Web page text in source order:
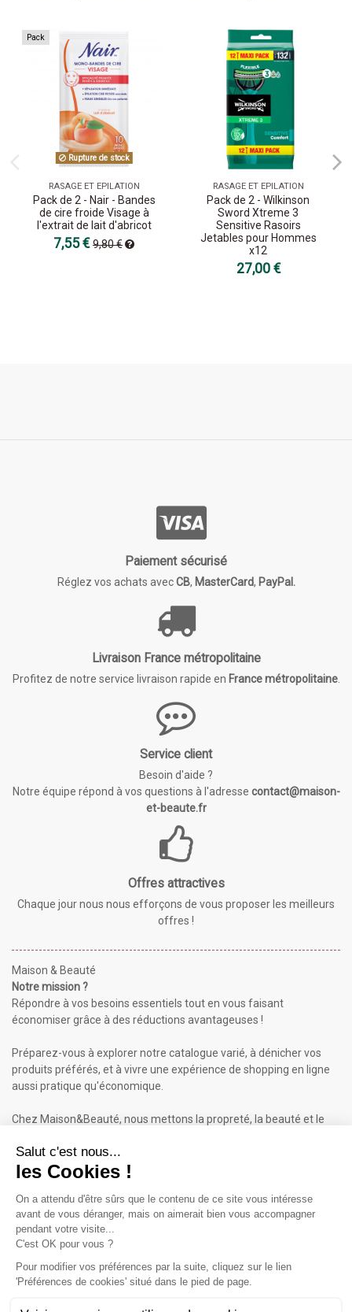
Pack
Rupture de stock
RASAGE ET EPILATION
Pack de 2 - Nair - Bandes
de cire froide Visage à
l'extrait de lait d'abricot
7,55 €9,80 €
RASAGE ET EPILATION
Pack de 2 - Wilkinson
Sword Xtreme 3
Sensitive Rasoirs
Jetables pour Hommes
x12
27,00 €
Paiement sécurisé
Réglez vos achats avecCB, MasterCard, PayPal.
Livraison France métropolitaine
Profitez de notre service livraison rapide en France métropolitaine.
Service client
Besoin d'aide ?
Notre équipe répond à vos questions à l'adresse contact@maison-
et-beaute.fr
Offres attractives
Chaque jour nous nous efforçons de vous proposer les meilleurs
offres !
Maison & Beauté
Notre mission ?
Répondre à vos besoins essentiels tout en vous faisant
économiser grâce à des réductions avantageuses !
Préparez-vous à explorer notre catalogue varié, à dénicher vos
produits préférés, et à vivre une expérience de shopping en ligne
aussi pratique qu'économique.
Chez Maison&Beauté, nous mettons la propreté, la beauté et le
Maison & Beauté : Informations
À propos de nous
Conditions générales de vente (CGV)
Plan du site
Contactez-nous
Inscrivez-vous à notre Newsletter